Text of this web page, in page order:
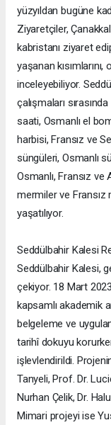
yüzyıldan bugüne
Ziyaretçiler,
kabristanı ziyaret
yaşanan
inceleyebiliyor.
çalışmaları
saati, Osmanlı el
harbisi, Fransız ve
süngüleri, Osmanlı
Osmanlı, Fransız
mermiler ve Fransız
yaşatılıyor.
Seddülbahir Kalesi
Seddülbahir Kalesi,
çekiyor. 18 Mart
kapsamlı akademik
belgeleme ve
tarihî dokuyu
işlevlendirildi.
Tanyeli, Prof. Dr.
Nurhan Çelik, Dr.
Mimari projeyi ise